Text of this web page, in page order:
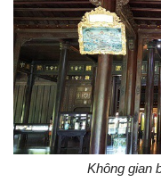
Không gian